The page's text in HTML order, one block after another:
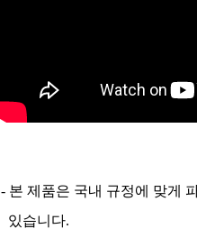
- 본 제품은 국내 규정에 맞게
있습니다.